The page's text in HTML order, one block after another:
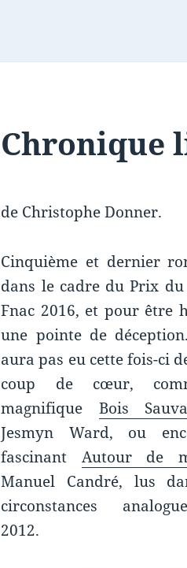
Chronique
de Christophe Donner.
Cinquième et dernier
dans le cadre du Prix
Fnac 2016, et pour être
une pointe de
aura pas eu cette fois-ci
coup de cœur,
magnifique Bois
Jesmyn Ward, ou
fascinant Autour de
Manuel Candré, lus
circonstances
2012.